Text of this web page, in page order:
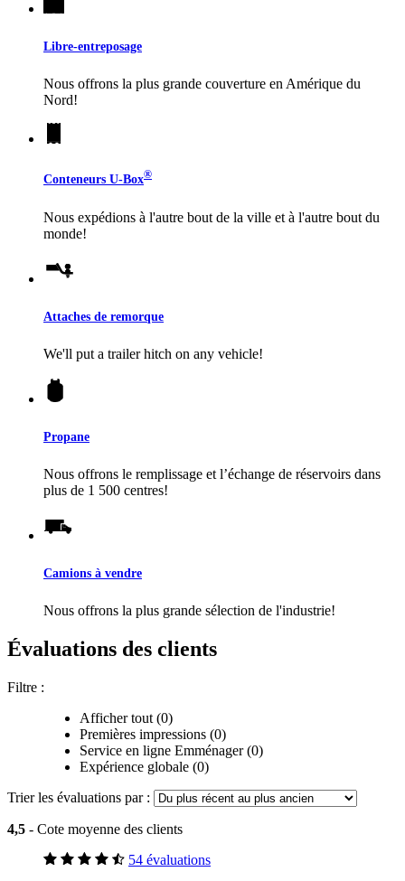
Libre-entreposage
Nous offrons la plus grande couverture en Amérique du
Nord!
Conteneurs U-Box®
Nous expédions à l'autre bout de la ville et à l'autre bout du
monde!
Attaches de remorque
We'll put a trailer hitch on any vehicle!
Propane
Nous offrons le remplissage et l’échange de réservoirs dans
plus de 1 500 centres!
Camions à vendre
Nous offrons la plus grande sélection de l'industrie!
Évaluations des clients
Filtre :
Afficher tout (0)
Premières impressions (0)
Service en ligne Emménager (0)
Expérience globale (0)
Trier les évaluations par :
4,5 - Cote moyenne des clients
54 évaluations